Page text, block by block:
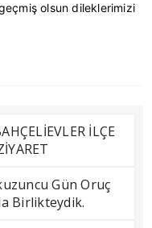
olsun dileklerimizi
İLÇE
Gün Oruç
Birlikteydik.